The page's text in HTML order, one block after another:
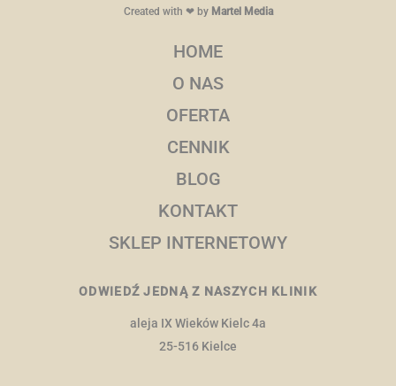
Created with ❤ by Martel Media
HOME
O NAS
OFERTA
CENNIK
BLOG
KONTAKT
SKLEP INTERNETOWY
ODWIEDŹ JEDNĄ Z NASZYCH KLINIK
aleja IX Wieków Kielc 4a
25-516 Kielce